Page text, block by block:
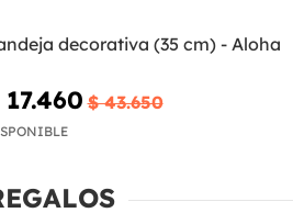
decorativa (35 cm) - Aloha
$ 43.650